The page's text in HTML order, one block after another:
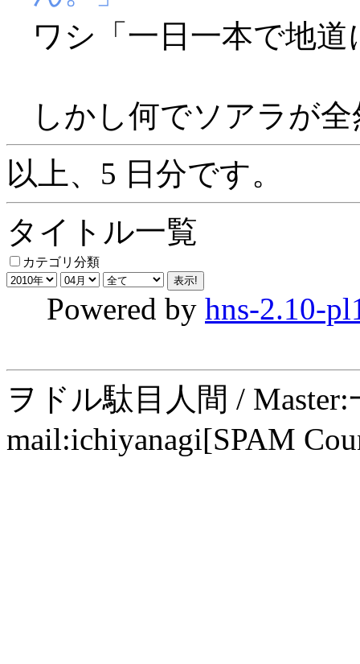
ワシ「一日一本で地
しかし何でソアラが
以上、5 日分です。
タイトル一覧
カテゴリ分類
Powered by hns-2.10-
ヲドル駄目人間 /
mail:ichiyanagi[SPAM